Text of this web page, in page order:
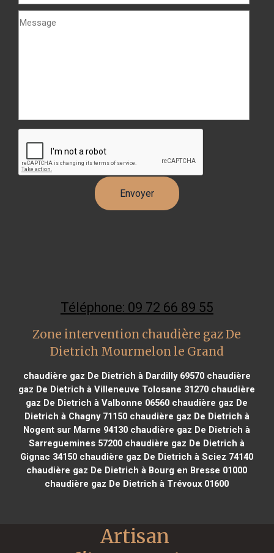
Téléphone: 09 72 66 89 55
Zone intervention chaudière gaz De
Dietrich Mourmelon le Grand
chaudière gaz De Dietrich à Dardilly 69570chaudière
gaz De Dietrich à Villeneuve Tolosane 31270 chaudière
gaz De Dietrich à Valbonne 06560 chaudière gaz De
Dietrich à Chagny 71150chaudière gaz De Dietrich à
Nogent sur Marne 94130 chaudière gaz De Dietrich à
Sarreguemines 57200 chaudière gaz De Dietrich à
Gignac 34150 chaudière gaz De Dietrich à Sciez 74140
chaudière gaz De Dietrich à Bourg en Bresse 01000
chaudière gaz De Dietrich à Trévoux 01600
Artisan